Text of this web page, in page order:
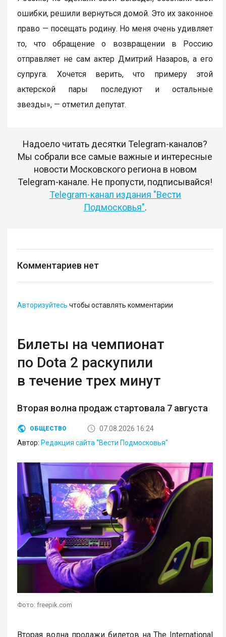
ошибки, решили вернуться домой. Это их законное
право — посещать родину. Но меня очень удивляет
то, что обращение о возвращении в Россию
отправляет не сам актер Дмитрий Назаров, а его
супруга. Хочется верить, что примеру этой
актерской пары последуют и остальные
звезды», — отметил депутат.
Надоело читать десятки Telegram-каналов?
Мы собрали все самые важные и интересные
новости Московского региона в новом
Telegram-канале. Не пропусти, подписывайся!
Telegram-канал издания "Вести
Подмосковья".
Комментариев нет
Авторизуйтесь чтобы оставлять комментарии
Билеты на чемпионат
по Dota 2 раскупили
в течение трех минут
Вторая волна продаж стартовала 7 августа
ОБЩЕСТВО
07.08.2026 16:24
Автор: Редакция сайта "Вести Подмосковья"
Фото: freepik.com
Вторая волна продажи билетов на The International